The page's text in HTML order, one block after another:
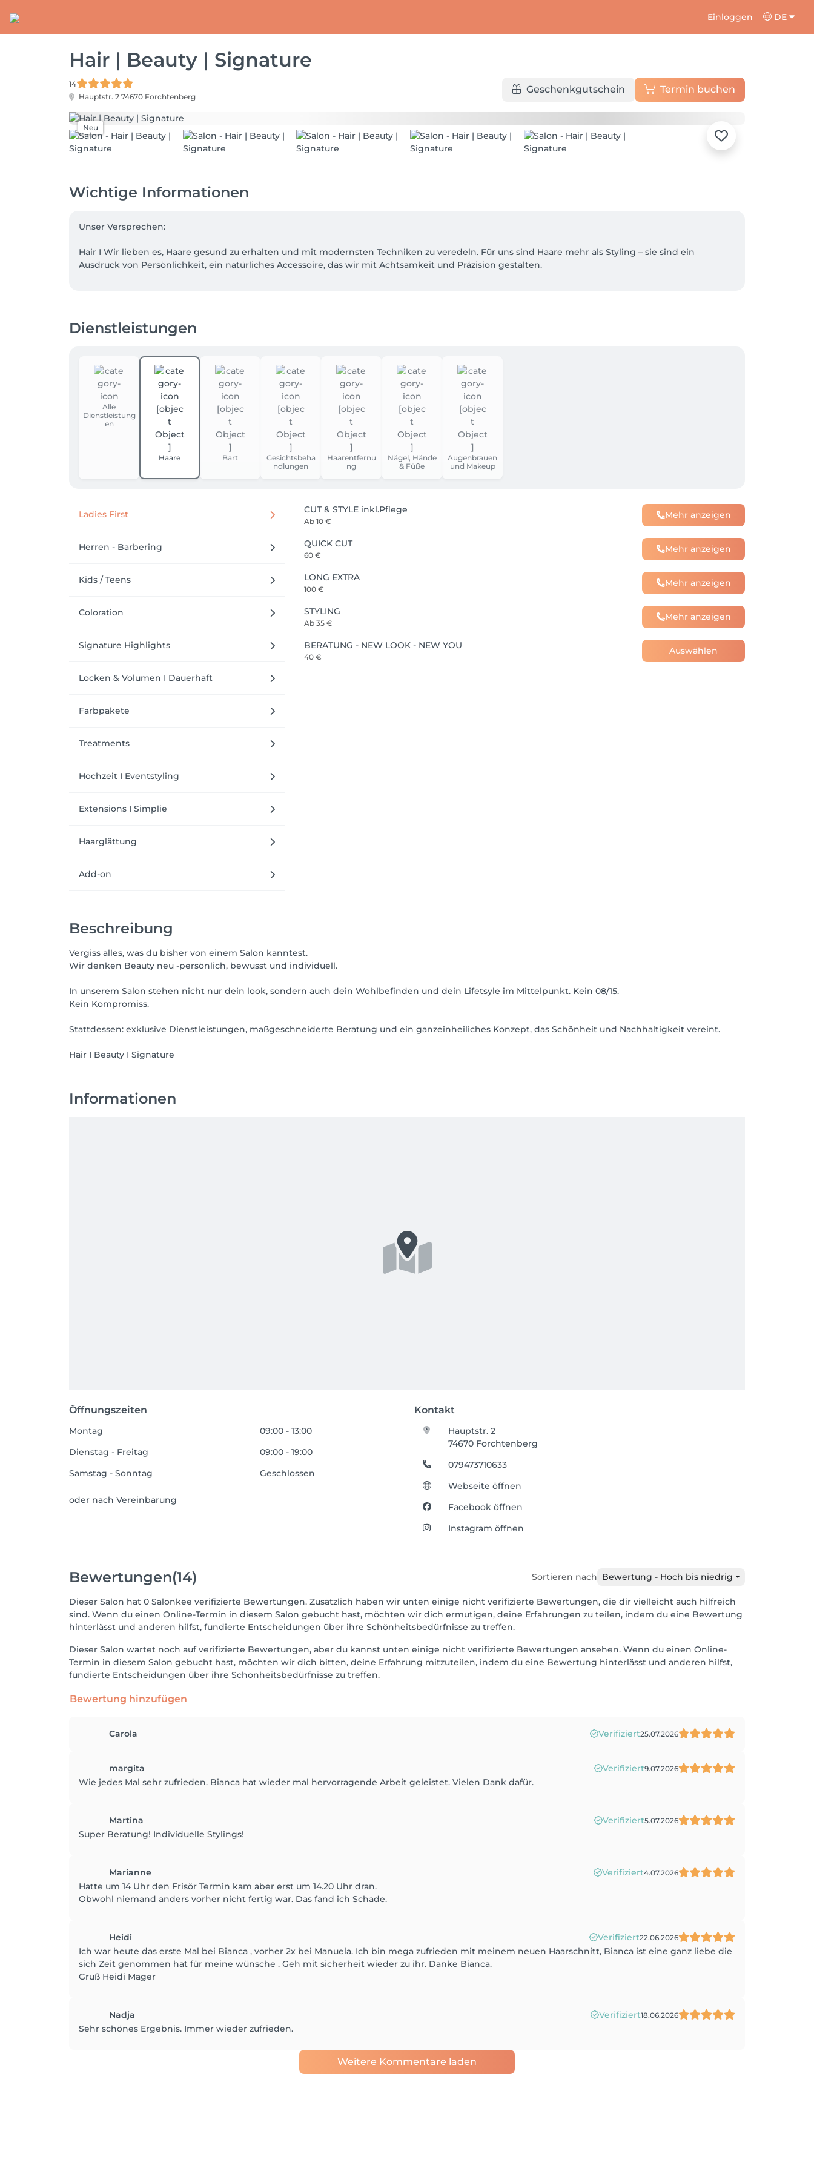
Einloggen DE
Hair | Beauty | Signature
14
Hauptstr. 2 74670 Forchtenberg
Geschenkgutschein Termin buchen
Neu
Wichtige Informationen
Unser Versprechen:
Hair I Wir lieben es, Haare gesund zu erhalten und mit modernsten Techniken zu veredeln. Für uns sind Haare mehr als Styling – sie sind ein
Ausdruck von Persönlichkeit, ein natürliches Accessoire, das wir mit Achtsamkeit und Präzision gestalten.
bringen wir deine Individualität
zum Strahlen. Dein persönlicher Signature Look entsteht dort, wo Persönlichkeit, Stil und Natürlichkeit in Einklang kommen.
Dienstleistungen
Alle
Dienstleistung
en
Haare Bart
Gesichtsbeha
ndlungen
Haarentfernu
ng
Nägel, Hände
& Füße
Augenbrauen
und Makeup
Ladies First
Herren - Barbering
Kids / Teens
Coloration
Signature Highlights
Locken & Volumen I Dauerhaft
Farbpakete
Treatments
Hochzeit I Eventstyling
Extensions I Simplie
Haarglättung
Add-on
CUT & STYLE inkl.Pflege
Ab 10 €
Mehr anzeigen
QUICK CUT
60 €
Mehr anzeigen
LONG EXTRA
100 €
Mehr anzeigen
STYLING
Ab 35 €
Mehr anzeigen
BERATUNG - NEW LOOK - NEW YOU
40 €
Auswählen
Beschreibung
Vergiss alles, was du bisher von einem Salon kanntest.
Wir denken Beauty neu -persönlich, bewusst und individuell.
In unserem Salon stehen nicht nur dein look, sondern auch dein Wohlbefinden und dein Lifetsyle im Mittelpunkt. Kein 08/15.
Kein Kompromiss.
Stattdessen: exklusive Dienstleistungen, maßgeschneiderte Beratung und ein ganzeinheiliches Konzept, das Schönheit und Nachhaltigkeit vereint.
Hair I Beauty I Signature
Informationen
Öffnungszeiten Kontakt
Montag
09:00 - 13:00
Dienstag - Freitag
09:00 - 19:00
Samstag - Sonntag
Geschlossen
oder nach Vereinbarung
Hauptstr. 2
74670 Forchtenberg
079473710633
Webseite öffnen
Facebook öffnen
Instagram öffnen
Bewertungen(14) Sortieren nach Bewertung - Hoch bis niedrig
Dieser Salon hat 0 Salonkee verifizierte Bewertungen. Zusätzlich haben wir unten einige nicht verifizierte Bewertungen, die dir vielleicht auch hilfreich
sind. Wenn du einen Online-Termin in diesem Salon gebucht hast, möchten wir dich ermutigen, deine Erfahrungen zu teilen, indem du eine Bewertung
hinterlässt und anderen hilfst, fundierte Entscheidungen über ihre Schönheitsbedürfnisse zu treffen.
Dieser Salon wartet noch auf verifizierte Bewertungen, aber du kannst unten einige nicht verifizierte Bewertungen ansehen. Wenn du einen Online-
Termin in diesem Salon gebucht hast, möchten wir dich bitten, deine Erfahrung mitzuteilen, indem du eine Bewertung hinterlässt und anderen hilfst,
fundierte Entscheidungen über ihre Schönheitsbedürfnisse zu treffen.
Bewertung hinzufügen
Carola Verifiziert25.07.2026
margita Verifiziert9.07.2026
Wie jedes Mal sehr zufrieden. Bianca hat wieder mal hervorragende Arbeit geleistet. Vielen Dank dafür.
Martina Verifiziert5.07.2026
Super Beratung! Individuelle Stylings!
Marianne Verifiziert4.07.2026
Hatte um 14 Uhr den Frisör Termin kam aber erst um 14.20 Uhr dran.
Obwohl niemand anders vorher nicht fertig war. Das fand ich Schade.
Heidi Verifiziert22.06.2026
Ich war heute das erste Mal bei Bianca , vorher 2x bei Manuela. Ich bin mega zufrieden mit meinem neuen Haarschnitt, Bianca ist eine ganz liebe die
sich Zeit genommen hat für meine wünsche . Geh mit sicherheit wieder zu ihr. Danke Bianca.
Gruß Heidi Mager
Nadja Verifiziert18.06.2026
Sehr schönes Ergebnis. Immer wieder zufrieden.
Weitere Kommentare laden